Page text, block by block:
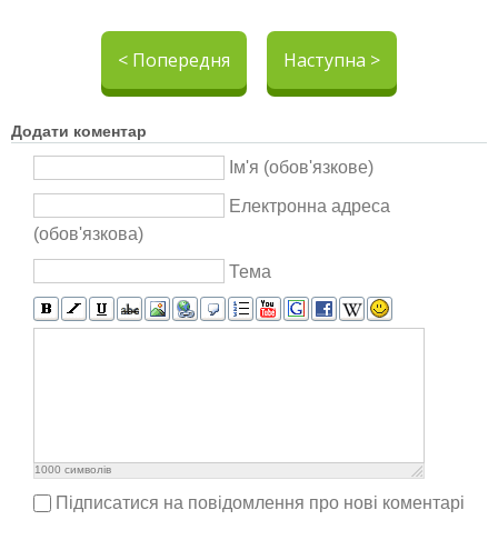
< Попередня Наступна >
Додати коментар
Ім'я (обов'язкове)
Електронна адреса
(обов'язкова)
Тема
1000 символів
Підписатися на повідомлення про нові коментарі